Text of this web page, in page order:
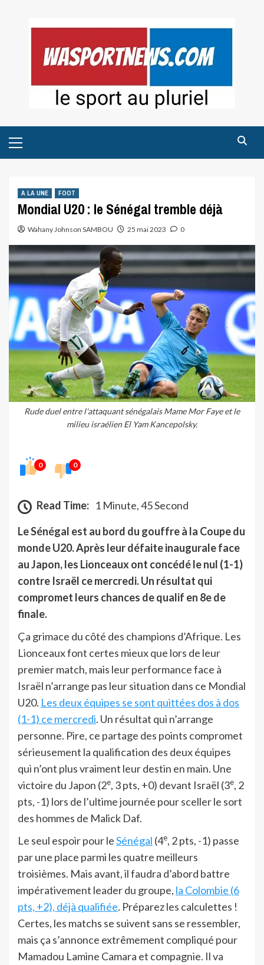
Menu
A LA UNE FOOT
Mondial U20 : le Sénégal tremble déjà
Wahany Johnson SAMBOU 25 mai 2023 0
Rude duel entre l'attaquant sénégalais Mame Mor Faye et le
milieu israélien El Yam Kancepolsky.
0 0
Read Time: 1 Minute, 45 Second
Le Sénégal est au bord du gouffre à la Coupe du
monde U20. Après leur défaite inaugurale face
au Japon, les Lionceaux ont concédé le nul (1-1)
contre Israël ce mercredi.Un résultat qui
compromet leurs chances de qualif en 8e de
finale.
Ça grimace du côté des champions d’Afrique. Les
Lionceaux font certes mieux que lors de leur
premier match, mais leur performance face à
Israël n’arrange pas leur situation dans ce Mondial
U20. Les deux équipes se sont quittées dos à dos
(1-1) ce mercredi. Un résultat qui n’arrange
personne. Pire, ce partage des points compromet
sérieusement la qualification des deux équipes
qui n’ont plus vraiment leur destin en main. Une
victoire du Japon (2e, 3 pts, +0) devant Israël (3e, 2
pts, -1) lors de l’ultime journée pour sceller le sort
des hommes de Malick Daf.
Le seul espoir pour leSénégal (4e, 2 pts, -1) passe
par une place parmi les quatre meilleurs
troisièmes. Mais avant, il faudra d’abord battre
impérativement leader du groupe, la Colombie (6
pts, +2), déjà qualifiée. Préparez les calculettes !
Certes, les matchs se suivent sans se ressembler,
mais ça s’annonce extrêmement compliqué pour
Mamadou Lamine Camara et compagnie. Il va